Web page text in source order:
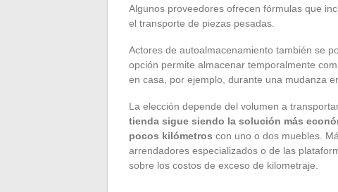
Algunos proveedores ofrecen fórmulas que
el transporte de piezas pesadas.
Actores de autoalmacenamiento también se
opción permite almacenar temporalmente
en casa, por ejemplo, durante una mudanza
La elección depende del volumen a
tienda sigue siendo la solución más
pocos kilómetros con uno o dos muebles.
arrendadores especializados o de las
sobre los costos de exceso de kilometraje.